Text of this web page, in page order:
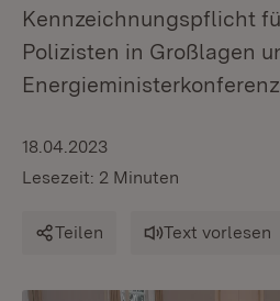
Kennzeichnungspflicht
Polizisten in Großlagen
18.04.2023
Lesezeit: 2 Minuten
Teilen Text vorlesen